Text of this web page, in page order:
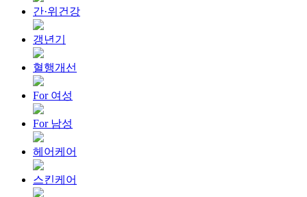
간·위건강
갱년기
혈행개선
For 여성
For 남성
헤어케어
스킨케어